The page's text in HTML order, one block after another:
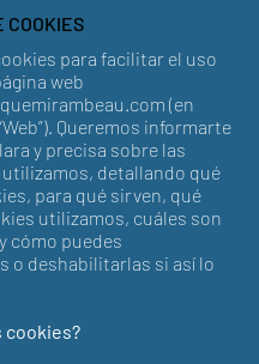
COOKIES
para facilitar el uso
web
(en
Queremos informarte
y precisa sobre las
detallando qué
para qué sirven, qué
utilizamos, cuáles son
cómo puedes
o deshabilitarlas si así lo
cookies?